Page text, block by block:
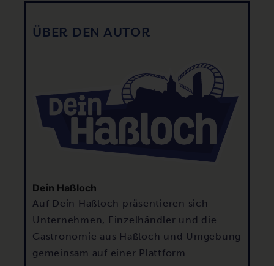
ÜBER DEN AUTOR
Dein Haßloch
Auf Dein Haßloch präsentieren sich
Unternehmen, Einzelhändler und die
Gastronomie aus Haßloch und Umgebung
gemeinsam auf einer Plattform.